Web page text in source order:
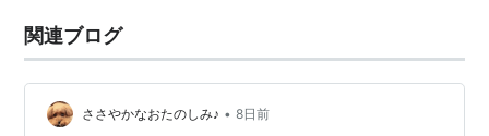
関連ブログ
ささやかなおたのしみ♪ • 8日前